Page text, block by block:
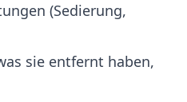
(Sedierung,
sie entfernt haben,